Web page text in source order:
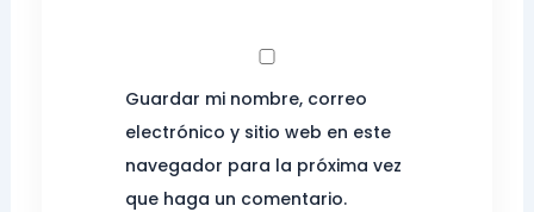
Guardar mi nombre, correo
electrónico y sitio web en este
navegador para la próxima vez
que haga un comentario.